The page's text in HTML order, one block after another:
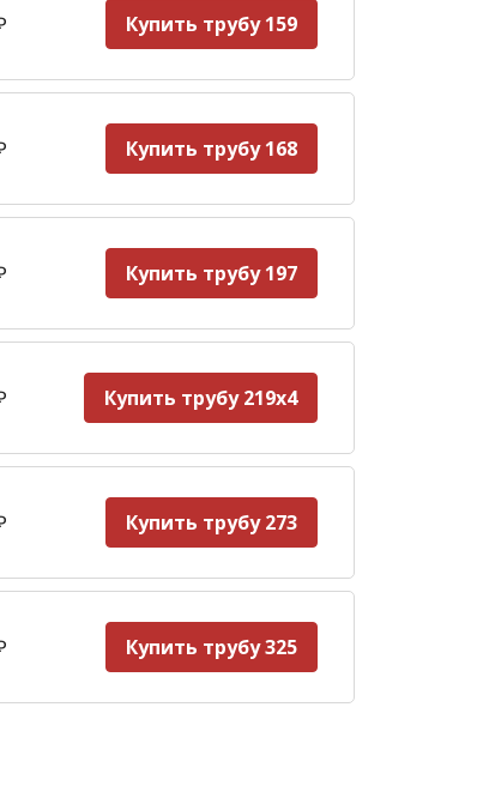
Купить трубу 159
Купить трубу 168
Купить трубу 197
Купить трубу 219х4
Купить трубу 273
Купить трубу 325